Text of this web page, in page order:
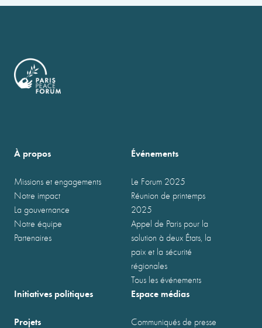
À propos
Missions et engagements
Notre impact
La gouvernance
Notre équipe
Partenaires
Événements
Le Forum 2025
Réunion de printemps
2025
Appel de Paris pour la
solution à deux États, la
paix et la sécurité
régionales
Tous les événements
Initiatives politiques
Projets
Espace médias
Communiqués de presse